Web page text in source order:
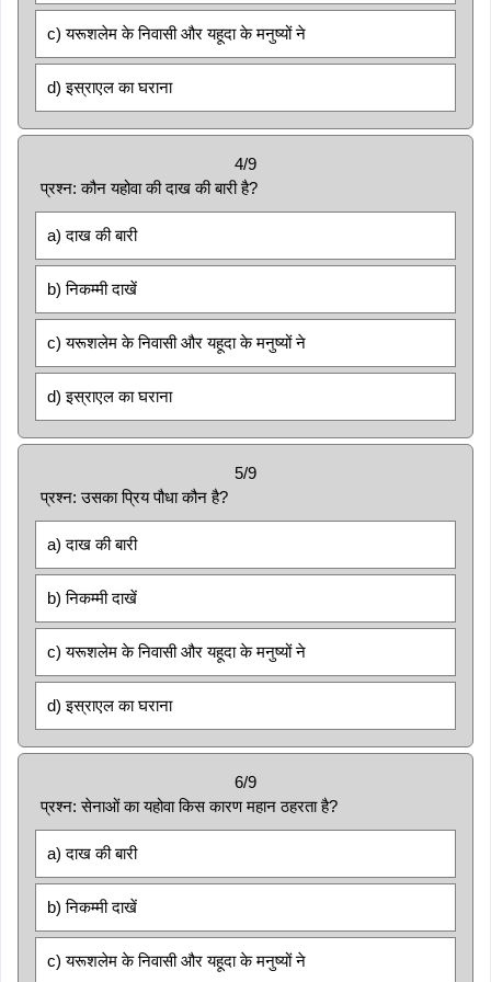
c) यरूशलेम के निवासी और यहूदा के मनुष्यों ने
d) इस्राएल का घराना
4/9
प्रश्न: कौन यहोवा की दाख की बारी है?
a) दाख की बारी
b) निकम्मी दाखें
c) यरूशलेम के निवासी और यहूदा के मनुष्यों ने
d) इस्राएल का घराना
5/9
प्रश्न: उसका प्रिय पौधा कौन है?
a) दाख की बारी
b) निकम्मी दाखें
c) यरूशलेम के निवासी और यहूदा के मनुष्यों ने
d) इस्राएल का घराना
6/9
प्रश्न: सेनाओं का यहोवा किस कारण महान ठहरता है?
a) दाख की बारी
b) निकम्मी दाखें
c) यरूशलेम के निवासी और यहूदा के मनुष्यों ने